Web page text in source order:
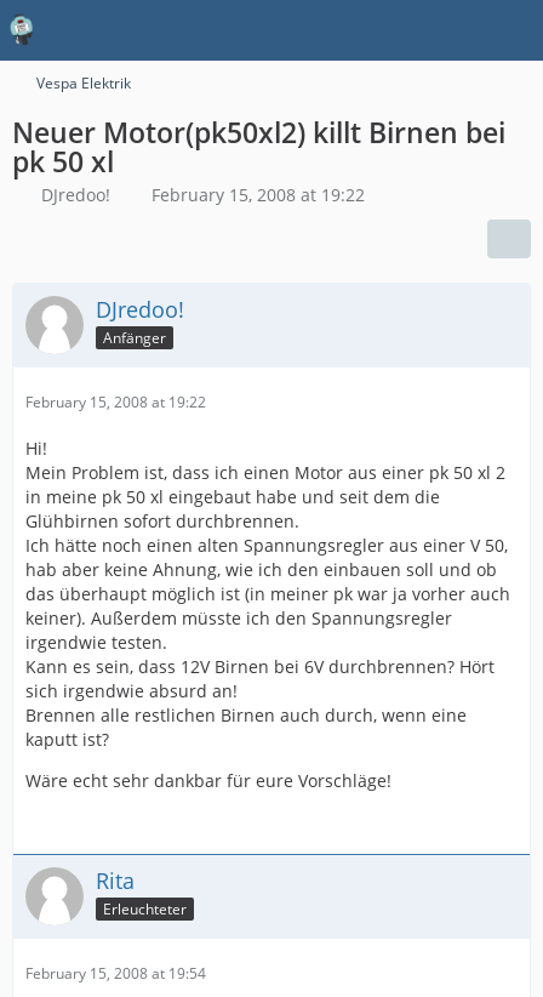
Vespa Elektrik
Neuer Motor(pk50xl2) killt Birnen bei
pk 50 xl
DJredoo! February 15, 2008 at 19:22
DJredoo!
Anfänger
February 15, 2008 at 19:22
Hi!
Mein Problem ist, dass ich einen Motor aus einer pk 50 xl 2
in meine pk 50 xl eingebaut habe und seit dem die
Glühbirnen sofort durchbrennen.
Ich hätte noch einen alten Spannungsregler aus einer V 50,
hab aber keine Ahnung, wie ich den einbauen soll und ob
das überhaupt möglich ist (in meiner pk war ja vorher auch
keiner). Außerdem müsste ich den Spannungsregler
irgendwie testen.
Kann es sein, dass 12V Birnen bei 6V durchbrennen? Hört
sich irgendwie absurd an!
Brennen alle restlichen Birnen auch durch, wenn eine
kaputt ist?
Wäre echt sehr dankbar für eure Vorschläge!
Rita
Erleuchteter
February 15, 2008 at 19:54